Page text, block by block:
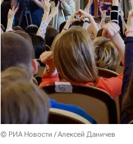
© РИА Новости / Алексей Даничев